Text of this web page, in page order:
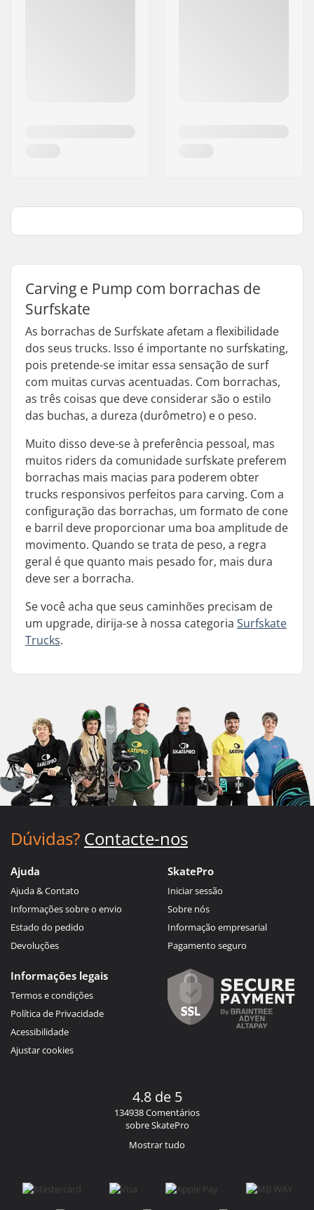
Carving e Pump com borrachas de
Surfskate
As borrachas de Surfskate afetam a flexibilidade
dos seus trucks. Isso é importante no surfskating,
pois pretende-se imitar essa sensação de surf
com muitas curvas acentuadas. Com borrachas,
as três coisas que deve considerar são o estilo
das buchas, a dureza (durômetro) e o peso.
Muito disso deve-se à preferência pessoal, mas
muitos riders da comunidade surfskate preferem
borrachas mais macias para poderem obter
trucks responsivos perfeitos para carving. Com a
configuração das borrachas, um formato de cone
e barril deve proporcionar uma boa amplitude de
movimento. Quando se trata de peso, a regra
geral é que quanto mais pesado for, mais dura
deve ser a borracha.
Se você acha que seus caminhões precisam de
um upgrade, dirija-se à nossa categoria Surfskate
Trucks.
Dúvidas? Contacte-nos
Ajuda
Ajuda & Contato
Informações sobre o envio
Estado do pedido
Devoluções
SkatePro
Iniciar sessão
Sobre nós
Informação empresarial
Pagamento seguro
Informações legais
Termos e condições
Política de Privacidade
Acessibilidade
Ajustar cookies
4.8 de 5
134938 Comentários
sobre SkatePro
Mostrar tudo